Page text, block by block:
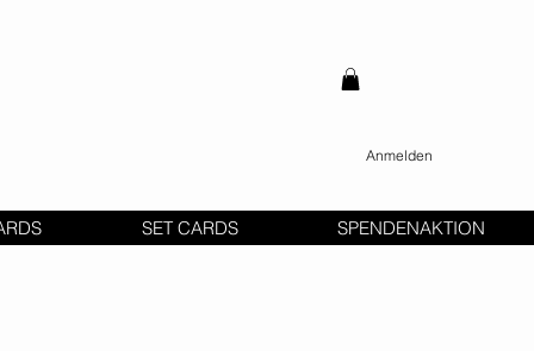
Anmelden
SET CARDS SPENDENAKTION